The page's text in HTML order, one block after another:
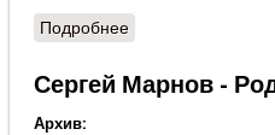
Подробнеео Владимир
Сергей Марнов -
Архив: